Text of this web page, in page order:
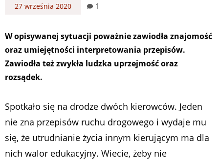
27 września 2020 1
W opisywanej sytuacji poważnie zawiodła znajomość
oraz umiejętności interpretowania przepisów.
Zawiodła też zwykła ludzka uprzejmość oraz
rozsądek.
Spotkało się na drodze dwóch kierowców. Jeden
nie zna przepisów ruchu drogowego i wydaje mu
się, że utrudnianie życia innym kierującym ma dla
nich walor edukacyjny. Wiecie, żeby nie